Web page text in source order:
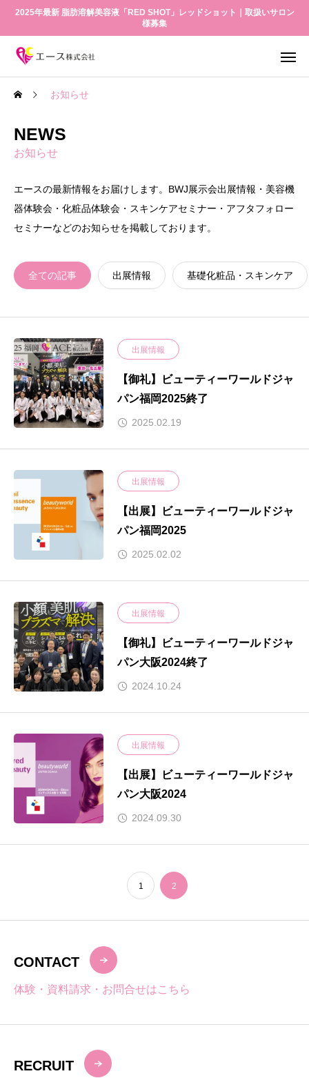
2025年最新 脂肪溶解美容液「RED SHOT」レッドショット｜取扱いサロン
様募集
お知らせ
NEWS
お知らせ
エースの最新情報をお届けします。BWJ展示会出展情報・美容機
器体験会・化粧品体験会・スキンケアセミナー・アフタフォロー
セミナーなどのお知らせを掲載しております。
全ての記事 出展情報 基礎化粧品・スキンケア
出展情報
【御礼】ビューティーワールドジャ
パン福岡2025終了
2025.02.19
出展情報
【出展】ビューティーワールドジャ
パン福岡2025
2025.02.02
出展情報
【御礼】ビューティーワールドジャ
パン大阪2024終了
2024.10.24
出展情報
【出展】ビューティーワールドジャ
パン大阪2024
2024.09.30
1 2
CONTACT
体験・資料請求・お問合せはこちら
RECRUIT